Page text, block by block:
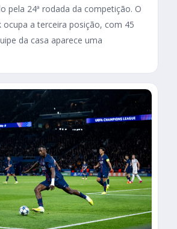
pela 24ª rodada da competição. O
ocupa a terceira posição, com 45
da casa aparece uma